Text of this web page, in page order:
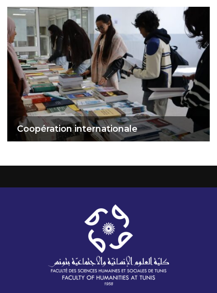
Coopération internationale